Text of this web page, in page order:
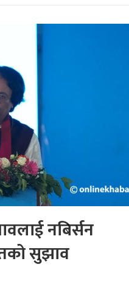
नबिर्सन
सुझाव